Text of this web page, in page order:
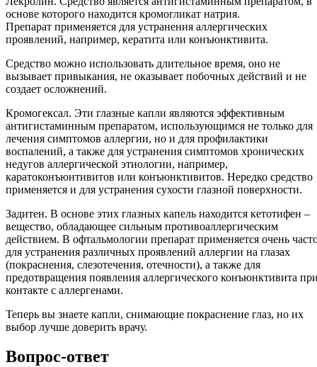
основе которого находится кромогликат натрия.
Препарат применяется для устранения аллергических
проявлений, например, кератита или конъюнктивита.
Средство можно использовать длительное время, оно не
вызывает привыкания, не оказывает побочных действий и не
создает осложнений.
Кромогексал. Эти глазные капли являются эффективным
антигистаминным препаратом, использующимся не только для
лечения симптомов аллергии, но и для профилактики
воспалений, а также для устранения симптомов хронических
недугов аллергической этиологии, например,
каратоконъюнтивитов или конъюнктивитов. Нередко средство
применяется и для устранения сухости глазной поверхности.
Задитен. В основе этих глазных капель находится кетотифен –
вещество, обладающее сильным противоаллергическим
действием. В офтальмологии препарат применяется очень
для устранения различных проявлений аллергии на глазах
(покраснения, слезотечения, отечности), а также для
предотвращения появления аллергического конъюнктивита
контакте с аллергенами.
Теперь вы знаете капли, снимающие покраснение глаз, но их
выбор лучше доверить врачу.
Вопрос-ответ